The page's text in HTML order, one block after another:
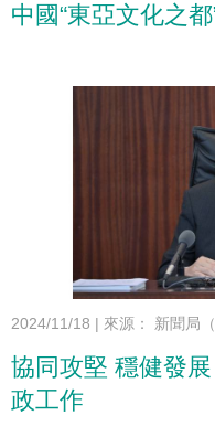
中國“東亞文化之
2024/11/18 | 來源： 新聞局（
協同攻堅 穩健發
政工作